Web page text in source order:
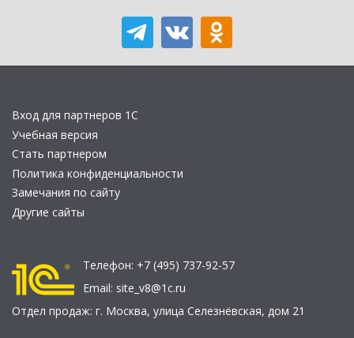
Вход для партнеров 1С
Учебная версия
Стать партнером
Политика конфиденциальности
Замечания по сайту
Другие сайты
Телефон: +7 (495) 737-92-57
Email: site_v8@1c.ru
Отдел продаж: г. Москва, улица Селезнёвская, дом 21